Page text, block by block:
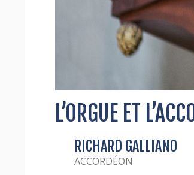
L’ORGUE ET
RICHARD GALLIANO
ACCORDÉON